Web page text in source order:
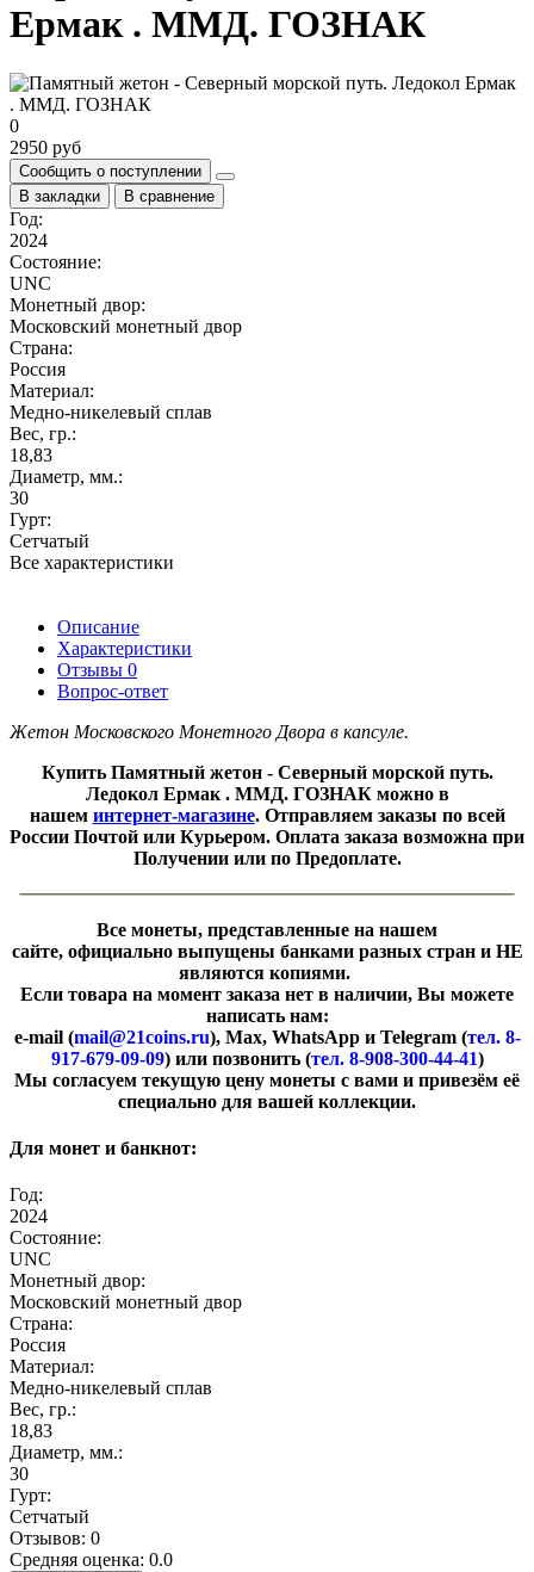
Ермак . ММД. ГОЗНАК
0
2950 руб
Сообщить о поступлении
В закладки
В сравнение
Год:
2024
Состояние:
UNC
Монетный двор:
Московский монетный двор
Страна:
Россия
Материал:
Медно-никелевый сплав
Вес, гр.:
18,83
Диаметр, мм.:
30
Гурт:
Сетчатый
Все характеристики
Описание
Характеристики
Отзывы 0
Вопрос-ответ
Жетон Московского Монетного Двора в капсуле.
Купить Памятный жетон - Северный морской путь.
Ледокол Ермак . ММД. ГОЗНАК можно в
нашем интернет-магазине. Отправляем заказы по всей
России Почтой или Курьером. Оплата заказа возможна при
Получении или по Предоплате.
Все монеты, представленные на нашем
сайте, официально выпущены банками разных стран и НЕ
являются копиями.
Если товара на момент заказа нет в наличии, Вы можете
написать нам:
e-mail (mail@21coins.ru), Max, WhatsApp и Telegram (тел. 8-
917-679-09-09) или позвонить (тел. 8-908-300-44-41)
​Мы согласуем текущую цену монеты с вами и привезём её
специально для вашей коллекции.
Для монет и банкнот:
Год:
2024
Состояние:
UNC
Монетный двор:
Московский монетный двор
Страна:
Россия
Материал:
Медно-никелевый сплав
Вес, гр.:
18,83
Диаметр, мм.:
30
Гурт:
Сетчатый
Отзывов: 0
Средняя оценка: 0.0